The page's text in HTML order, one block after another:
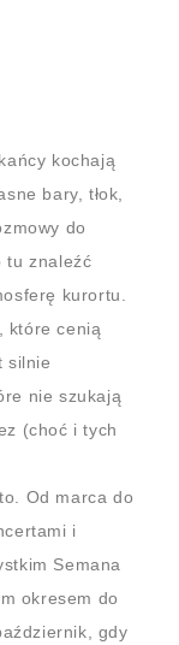
kochają
bary, tłok,
do
tu znaleźć
kurortu.
które cenią
silnie
nie szukają
(choć i tych
Od marca do
i
Semana
okresem do
gdy